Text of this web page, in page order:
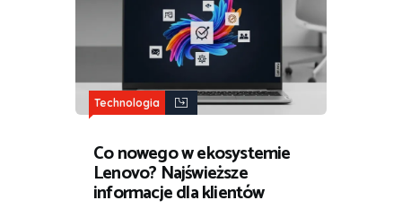
Technologia
Co nowego w ekosystemie
Lenovo? Najświeższe
informacje dla klientów